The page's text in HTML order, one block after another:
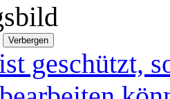
Verbergen
geschützt,